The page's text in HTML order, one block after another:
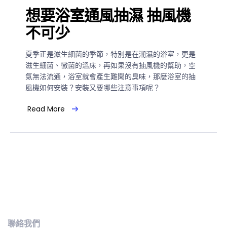
想要浴室通風抽濕 抽風機
不可少
夏季正是滋生細菌的季節，特別是在潮濕的浴室，更是
滋生細菌、黴菌的溫床，再如果沒有抽風機的幫助，空
氣無法流通，浴室就會產生難聞的臭味，那麼浴室的抽
風機如何安裝？安裝又要哪些注意事項呢？
Read More
聯絡我們